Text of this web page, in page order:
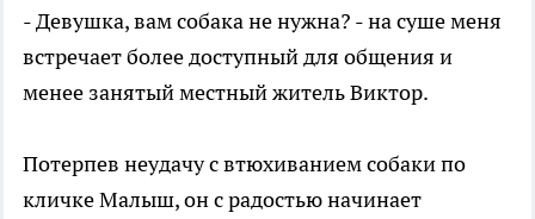
- Девушка, вам собака не нужна? - на суше меня
встречает более доступный для общения и
менее занятый местный житель Виктор.
Потерпев неудачу с втюхиванием собаки по
кличке Малыш, он с радостью начинает